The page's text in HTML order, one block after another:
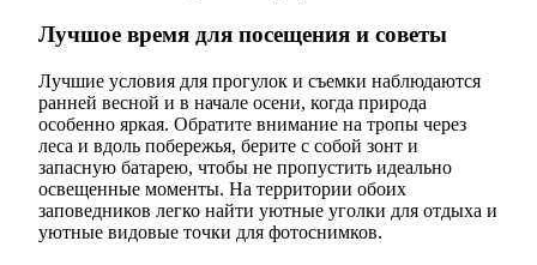
Лучшое время для посещения и советы
Лучшие условия для прогулок и съемки наблюдаются
ранней весной и в начале осени, когда природа
особенно яркая. Обратите внимание на тропы через
леса и вдоль побережья, берите с собой зонт и
запасную батарею, чтобы не пропустить идеально
освещенные моменты. На территории обоих
заповедников легко найти уютные уголки для отдыха и
уютные видовые точки для фотоснимков.